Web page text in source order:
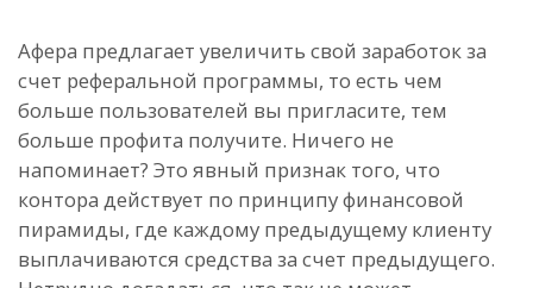
Афера предлагает увеличить свой заработок за
счет реферальной программы, то есть чем
больше пользователей вы пригласите, тем
больше профита получите. Ничего не
напоминает? Это явный признак того, что
контора действует по принципу финансовой
пирамиды, где каждому предыдущему клиенту
выплачиваются средства за счет предыдущего.